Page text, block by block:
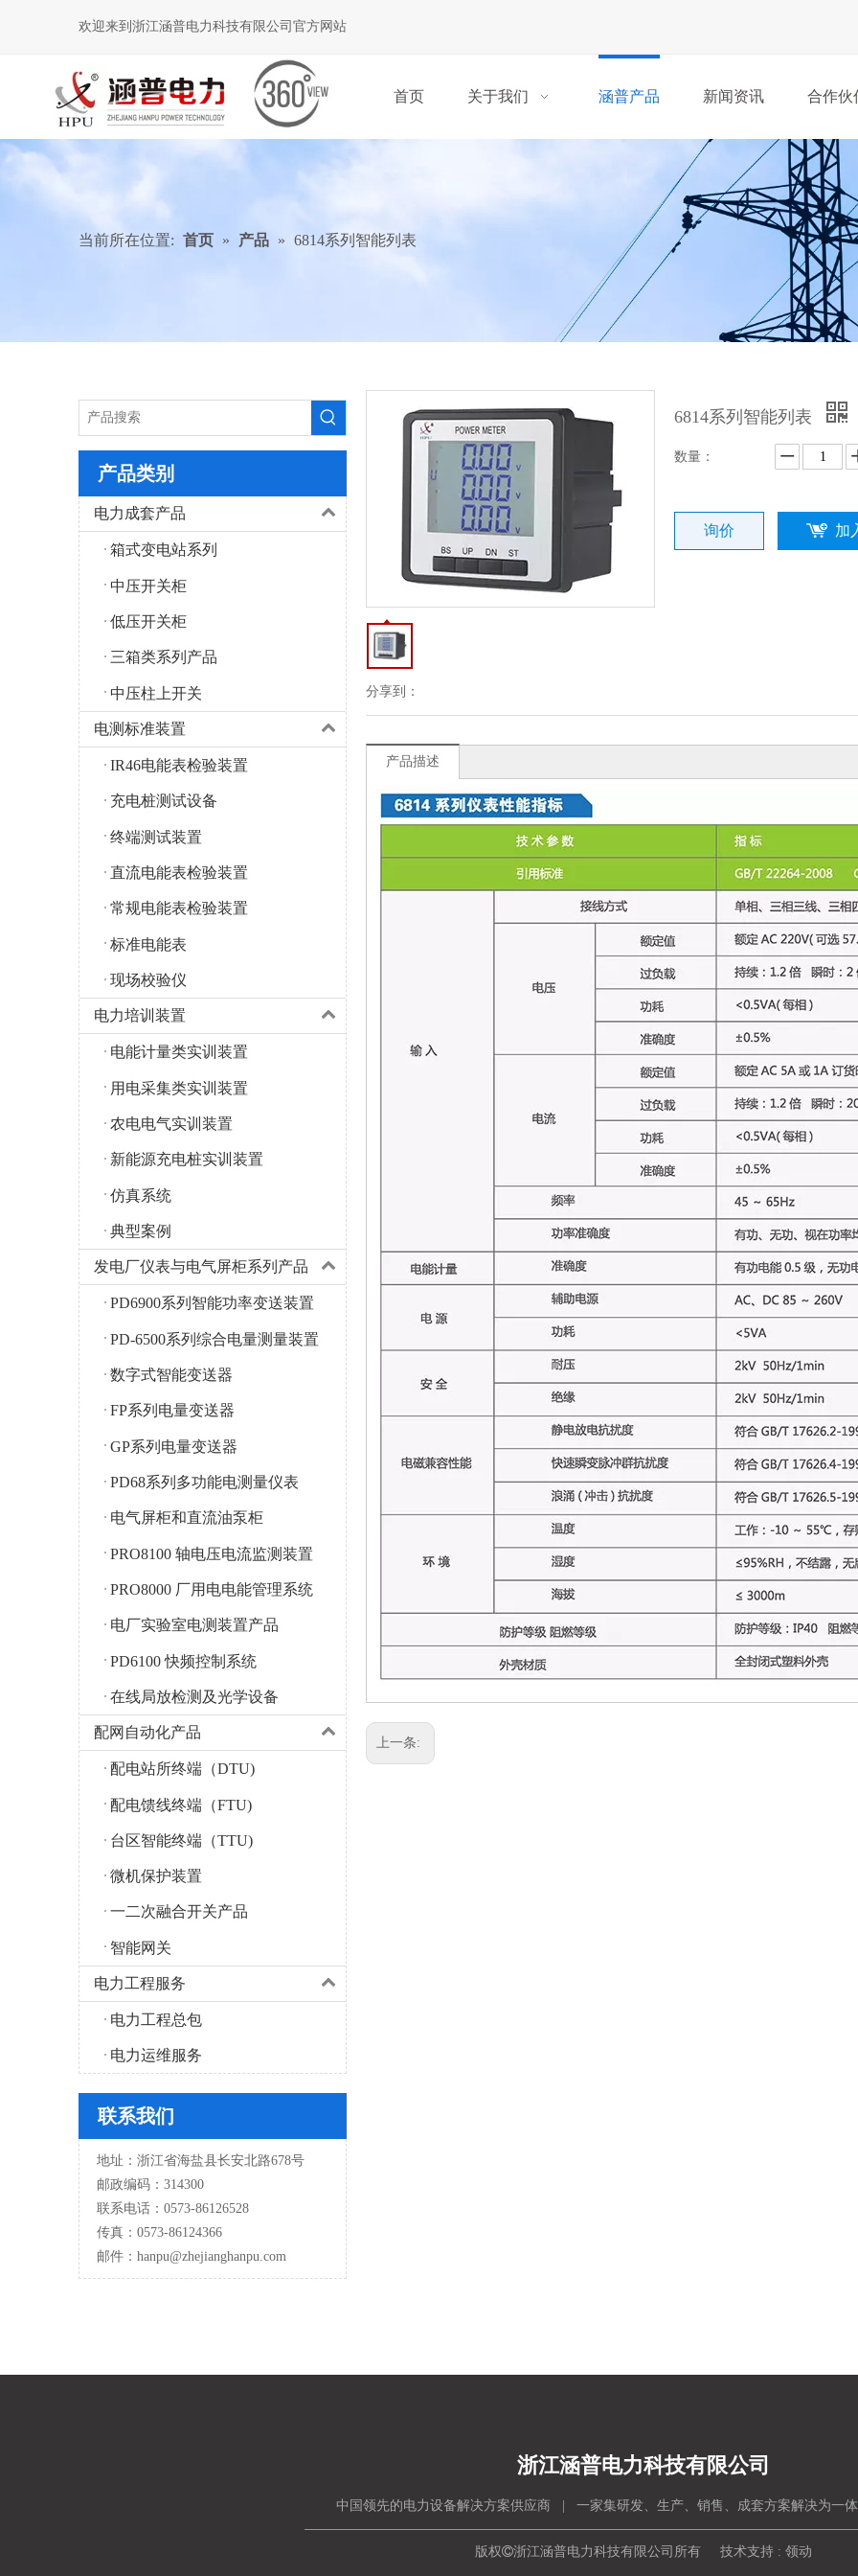
欢迎来到浙江涵普电力科技有限公司官方网站
首页 关于我们 涵普产品 新闻资讯 合作伙
当前所在位置: 首页 » 产品 » 6814系列智能列表
产品类别
电力成套产品
箱式变电站系列
中压开关柜
低压开关柜
三箱类系列产品
中压柱上开关
电测标准装置
IR46电能表检验装置
充电桩测试设备
终端测试装置
直流电能表检验装置
常规电能表检验装置
标准电能表
现场校验仪
电力培训装置
电能计量类实训装置
用电采集类实训装置
农电电气实训装置
新能源充电桩实训装置
仿真系统
典型案例
发电厂仪表与电气屏柜系列产品
PD6900系列智能功率变送装置
PD-6500系列综合电量测量装置
数字式智能变送器
FP系列电量变送器
GP系列电量变送器
PD68系列多功能电测量仪表
电气屏柜和直流油泵柜
PRO8100 轴电压电流监测装置
PRO8000 厂用电电能管理系统
电厂实验室电测装置产品
PD6100 快频控制系统
在线局放检测及光学设备
配网自动化产品
配电站所终端（DTU)
配电馈线终端（FTU)
台区智能终端（TTU)
微机保护装置
一二次融合开关产品
智能网关
电力工程服务
电力工程总包
电力运维服务
联系我们
地址：浙江省海盐县长安北路678号
邮政编码：314300
联系电话：0573-86126528
传真：0573-86124366
邮件：hanpu@zhejianghanpu.com
分享到：
6814系列智能列表
数量：
询价 加
产品描述
上一条:
浙江涵普电力科技有限公司
中国领先的电力设备解决方案供应商 | 一家集研发、生产、销售、成套方案解决为一
版权浙江涵普电力科技有限公司所有 技术支持 : 领动